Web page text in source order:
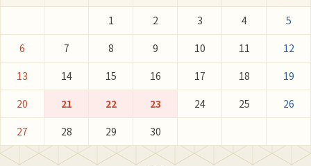
1
2 3 4
5
6
7 8 9 10 11
12
13
14 15 16 17 18
19
20
21 22 23 24 25
26
27
28 29 30